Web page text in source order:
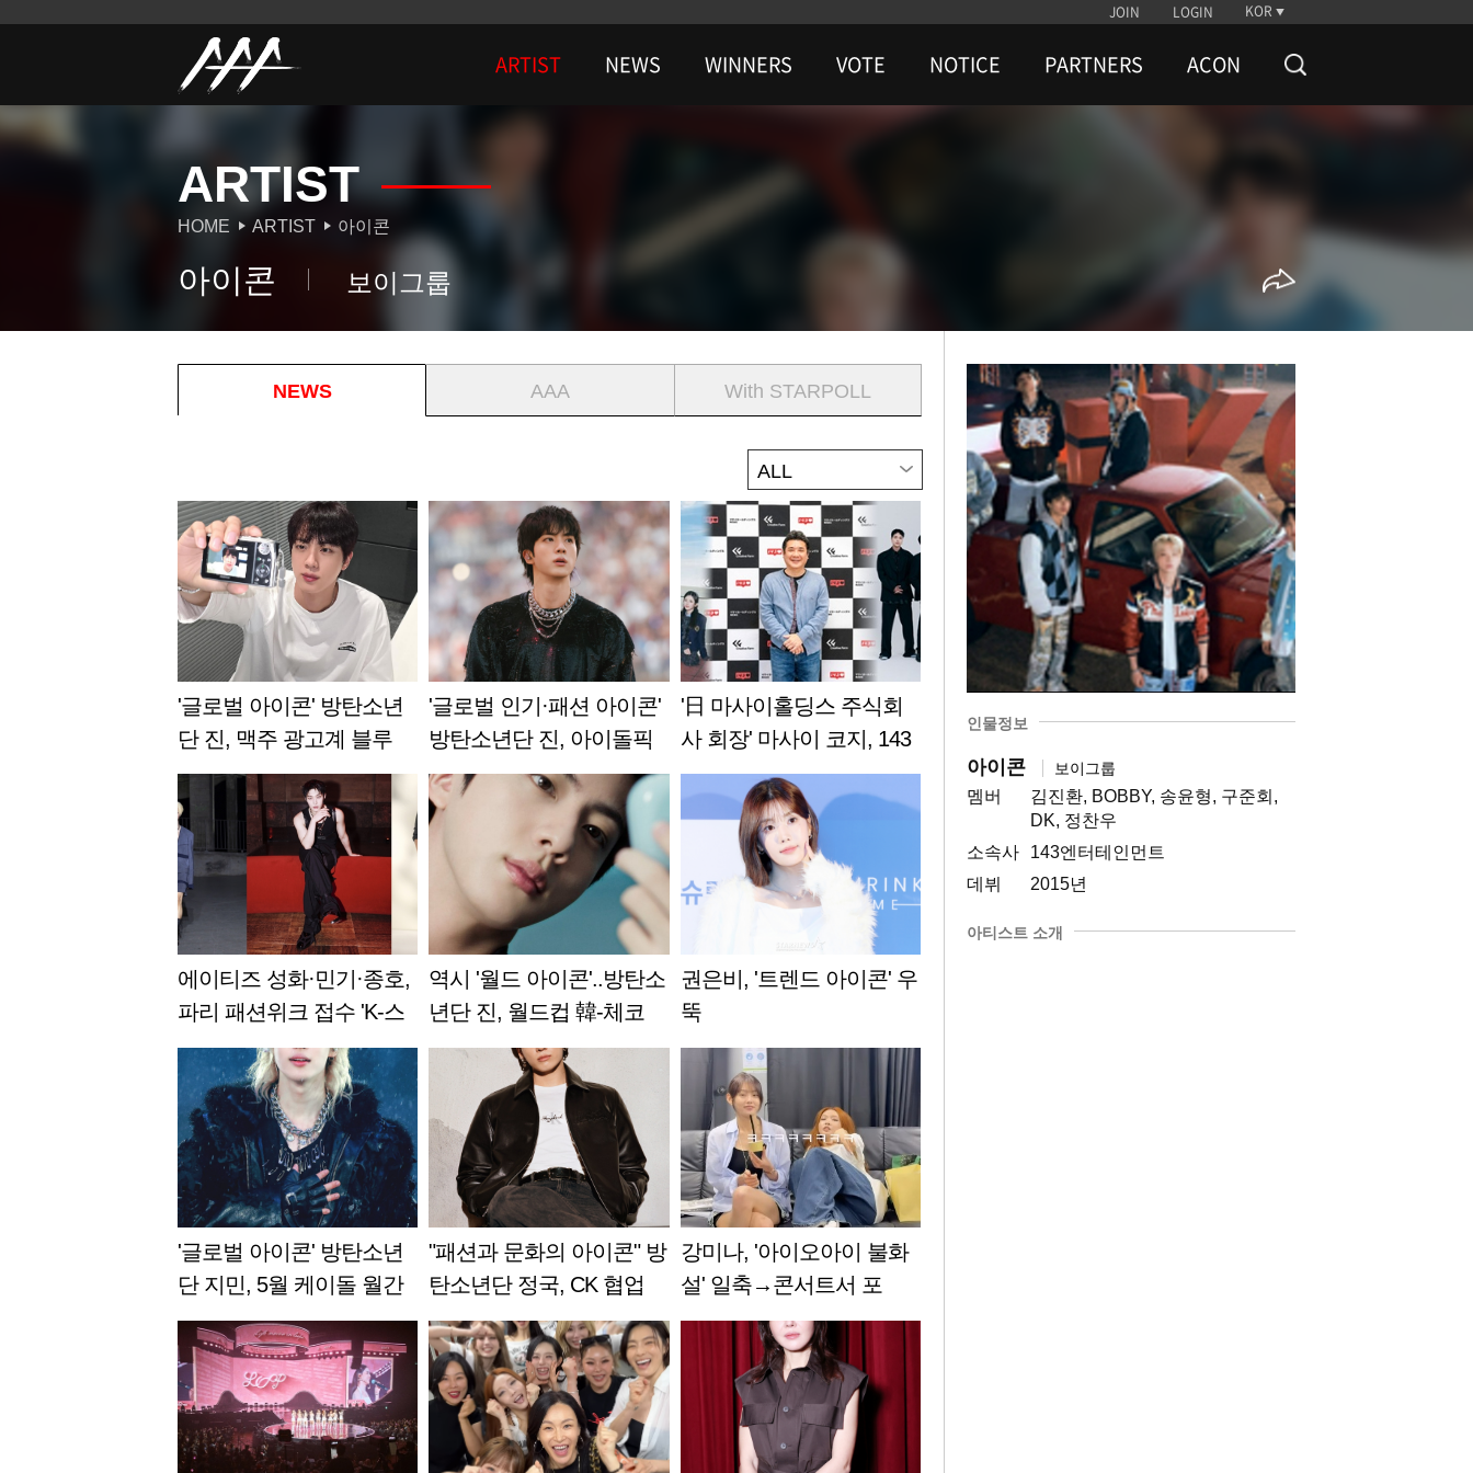
JOIN LOGIN KOR
ARTIST NEWS WINNERS VOTE NOTICE PARTNERS ACON
ARTIST
HOME ARTIST 아이콘
아이콘 보이그룹
NEWS AAA With STARPOLL
ALL
'글로벌 아이콘' 방탄소년
단 진, 맥주 광고계 블루
칩! 맥주 광고에 어울리는
스타 1위
'글로벌 인기·패션 아이콘'
방탄소년단 진, 아이돌픽
62주 연속 1위..전 부문 통
합 8주 연속 1위
'日 마사이홀딩스 주식회
사 회장' 마사이 코지, 143
엔터 회장 취임..MOU 체
에이티즈 성화·민기·종호,
파리 패션위크 접수 'K-스
타일 아이콘'
역시 '월드 아이콘'..방탄소
년단 진, 월드컵 韓-체코
전 브라질 중계방송 깜짝
권은비, '트렌드 아이콘' 우
뚝
'글로벌 아이콘' 방탄소년
단 지민, 5월 케이돌 월간
랭킹 1위
"패션과 문화의 아이콘" 방
탄소년단 정국, CK 협업
→'정국 효과' 입증
강미나, '아이오아이 불화
설' 일축→콘서트서 포
착..'유쾌한 바이브' [스타
인물정보
아이콘 보이그룹
멤버
김진환, BOBBY, 송윤형, 구준회,
DK, 정찬우
소속사
143엔터테인먼트
데뷔
2015년
아티스트 소개